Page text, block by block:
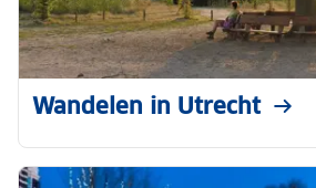
Wandelen in Utrecht